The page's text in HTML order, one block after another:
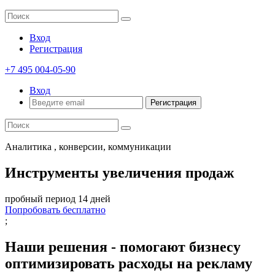
Вход
Регистрация
+7 495 004-05-90
Вход
Регистрация
Аналитика , конверсии, коммуникации
Инструменты увеличения продаж
пробный период 14 дней
Попробовать бесплатно
;
Наши решения - помогают бизнесу
оптимизировать расходы на рекламу